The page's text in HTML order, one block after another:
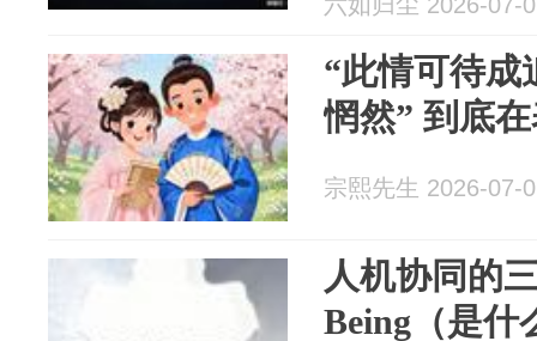
“此情可待成
惘然” 到底
宗熙先生 2026-07-
人机协同的
Being（是